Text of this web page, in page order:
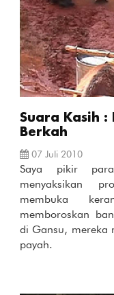
Suara Kasih :
Berkah
07 Juli 2010
Saya pikir
menyaksikan
membuka
memboroskan
di Gansu, mereka
payah.